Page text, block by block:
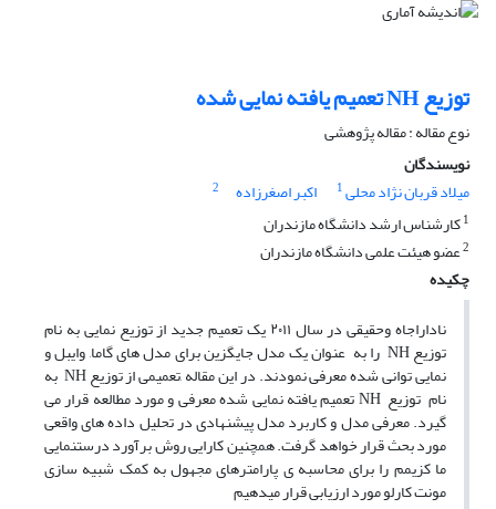
توزیع NH تعمیم یافته نمایی شده
نوع مقاله : مقاله پژوهشی
نویسندگان
میلاد قربان نژاد محلی1 اکبر اصغرزاده
2
1کارشناس ارشد دانشگاه مازندران
2عضو هیئت علمی دانشگاه مازندران
چکیده
ناداراجاه وحقیقی در سال ۲۰۱۱ یک تعمیم جدید از توزیع نمایی به نام
توزیع NH را به عنوان یک مدل جایگزین برای مدل های گاما,وایبل و
نمایی توانی شده معرفی نمودند. در این مقاله,تعمیمی از توزیعNH به
نام توزیع NH تعمیم یافته نمایی شده معرفی و مورد مطالعه قرار می
گیرد. معرفی مدل و کاربرد مدل پیشنهادی در تحلیل داده های واقعی
مورد بحث قرار خواهد گرفت. همچنین کارایی روش برآورد درستنمایی
ما کزیمم را برای محاسبه ی پارامترهای مجهول به کمک شبیه سازی
مونت کارلو مورد ارزیابی قرار میدهیم